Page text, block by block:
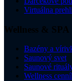
Virtuálna
Wellness & SPA
Bazény a
Saunový svet
Saunové
Wellness